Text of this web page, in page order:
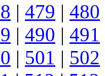
| 479 | 480
| 490 | 491
| 501 | 502